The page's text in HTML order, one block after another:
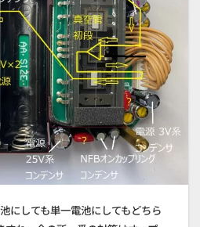
にしても単一電池にしてもどちら